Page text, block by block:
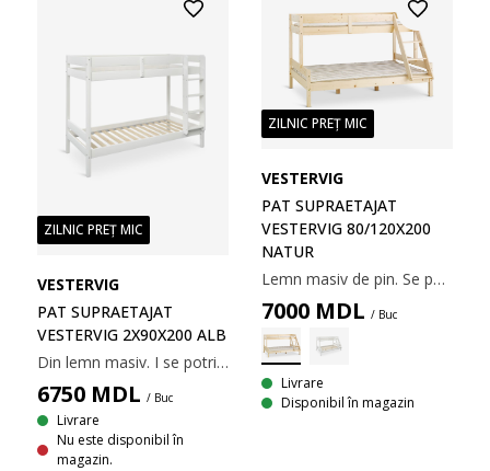
ZILNIC PREȚ MIC
VESTERVIG
PAT SUPRAETAJAT
VESTERVIG 2X90X200 ALB
Din lemn masiv. I se potrivesc saltele cu arcuri și spumă. Incl. somieră. Nu incl. saltea. 208x155x105 cm
6750 MDL / Buc
Livrare
Nu este disponibil în
magazin.
ZILNIC PREȚ MIC
VESTERVIG
PAT SUPRAETAJAT
VESTERVIG 80/120X200
NATUR
Lemn masiv de pin. Se potrivesc saltele cu arcuri sau din spumă 80/120x200 cm. Incl. somiere. Excl. saltele. 208x131x139 cm
7000 MDL / Buc
Livrare
Disponibil în magazin